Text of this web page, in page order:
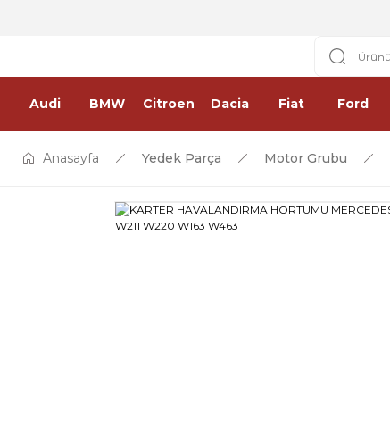
Audi BMW Citroen Dacia Fiat Ford
Anasayfa Yedek Parça Motor Grubu